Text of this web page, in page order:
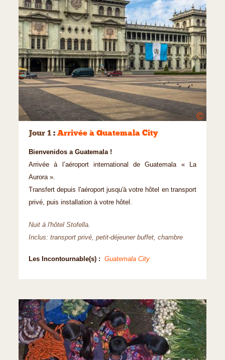
©
Jour 1 : Arrivée à Guatemala City
Bienvenidos a Guatemala !
Arrivée à l’aéroport international de Guatemala « La
Aurora ».
Transfert depuis l'aéroport jusqu'à votre hôtel en transport
privé, puis installation à votre hôtel.
Nuit à l'hôtel Stofella.
Inclus: transport privé, petit-déjeuner buffet, chambre
Les Incontournable(s) : Guatemala City